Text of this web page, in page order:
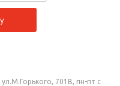
701В, пн-пт с